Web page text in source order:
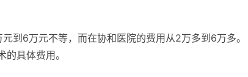
到6万元不等，而在协和医院的费用从2万多到6万多。
具体费用。